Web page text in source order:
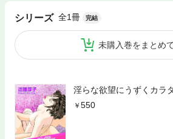
シリーズ 全1冊 完結
未購入巻をまとめ
淫らな欲望にうずくカラ
550